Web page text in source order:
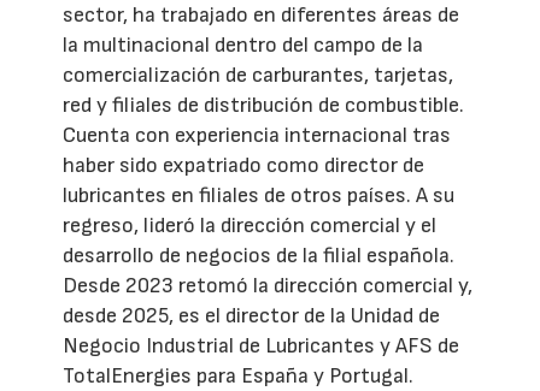
sector, ha trabajado en diferentes áreas de
la multinacional dentro del campo de la
comercialización de carburantes, tarjetas,
red y filiales de distribución de combustible.
Cuenta con experiencia internacional tras
haber sido expatriado como director de
lubricantes en filiales de otros países. A su
regreso, lideró la dirección comercial y el
desarrollo de negocios de la filial española.
Desde 2023 retomó la dirección comercial y,
desde 2025, es el director de la Unidad de
Negocio Industrial de Lubricantes y AFS de
TotalEnergies para España y Portugal.